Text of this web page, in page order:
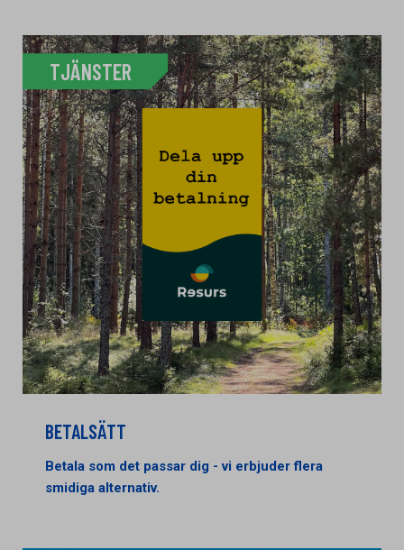
TJÄNSTER
BETALSÄTT
Betala som det passar dig - vi erbjuder flera
smidiga alternativ.